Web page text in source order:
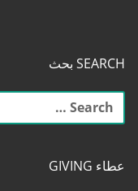
SEARCH بحث
البحث
عن:
عطاء GIVING